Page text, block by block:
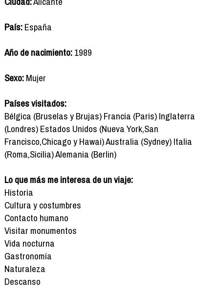
País:España
Año de nacimiento:1989
Sexo:Mujer
Países visitados:
Bélgica (Bruselas y Brujas) Francia (Paris) Inglaterra
(Londres) Estados Unidos (Nueva York,San
Francisco,Chicago y Hawai) Australia (Sydney) Italia
(Roma,Sicilia) Alemania (Berlin)
Lo que más me interesa de un viaje:
Historia
Cultura y costumbres
Contacto humano
Visitar monumentos
Vida nocturna
Gastronomía
Naturaleza
Descanso